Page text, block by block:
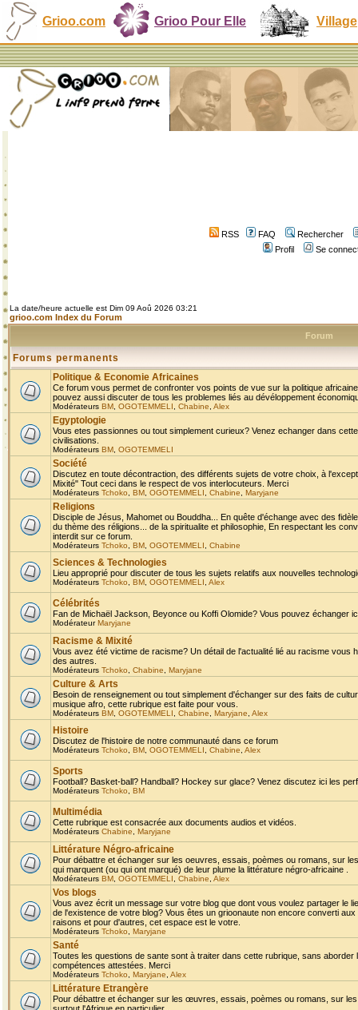
Grioo.com Grioo Pour Elle Village
RSS FAQ
Rechercher
Profil
Se
La date/heure actuelle est Dim 09 Aoû 2026 03:21
grioo.com Index du Forum
Forum
Forums permanents
Politique & Economie Africaines
Ce forum vous permet de confronter vos points de vue sur la politique
pouvez aussi discuter de tous les problemes liés au dévéloppement
Modérateurs BM OGOTEMMELI Chabine Alex
Egyptologie
Vous etes passionnes ou tout simplement curieux? Venez echanger dans
civilisations.
Modérateurs BM OGOTEMMELI
Société
Discutez en toute décontraction, des différents sujets de votre choix, à
Mixité" Tout ceci dans le respect de vos interlocuteurs. Merci
Modérateurs Tchoko BM OGOTEMMELI Chabine Maryjane
Religions
Disciple de Jésus, Mahomet ou Bouddha... En quête d'échange avec des
du thème des réligions... de la spiritualite et philosophie, En respectant les
interdit sur ce forum.
Modérateurs Tchoko BM OGOTEMMELI Chabine
Sciences & Technologies
Lieu approprié pour discuter de tous les sujets relatifs aux nouvelles
Modérateurs Tchoko BM OGOTEMMELI Alex
Célébrités
Fan de Michaël Jackson, Beyonce ou Koffi Olomide? Vous pouvez échanger
ModérateurMaryjane
Racisme & Mixité
Vous avez été victime de racisme? Un détail de l'actualité lié au racisme
des autres.
Modérateurs Tchoko Chabine Maryjane
Culture & Arts
Besoin de renseignement ou tout simplement d'échanger sur des faits de
musique afro, cette rubrique est faite pour vous.
Modérateurs BM OGOTEMMELI Chabine Maryjane Alex
Histoire
Discutez de l'histoire de notre communauté dans ce forum
Modérateurs Tchoko BM OGOTEMMELI Chabine Alex
Sports
Football? Basket-ball? Handball? Hockey sur glace? Venez discutez ici les
Modérateurs Tchoko BM
Multimédia
Cette rubrique est consacrée aux documents audios et vidéos.
Modérateurs Chabine Maryjane
Littérature Négro-africaine
Pour débattre et échanger sur les oeuvres, essais, poèmes ou romans, sur
qui marquent (ou qui ont marqué) de leur plume la littérature négro-africaine .
Modérateurs BM OGOTEMMELI Chabine Alex
Vos blogs
Vous avez écrit un message sur votre blog que dont vous voulez partager le
de l'existence de votre blog? Vous êtes un grioonaute non encore converti
raisons et pour d'autres, cet espace est le votre.
Modérateurs Tchoko Maryjane
Santé
Toutes les questions de sante sont à traiter dans cette rubrique, sans
compétences attestées. Merci
Modérateurs Tchoko Maryjane Alex
Littérature Etrangère
Pour débattre et échanger sur les œuvres, essais, poèmes ou romans, sur